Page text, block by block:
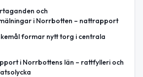
och
i Norrbotten – nattrapport
formar nytt torg i centrala
i Norrbottens län – rattfylleri och